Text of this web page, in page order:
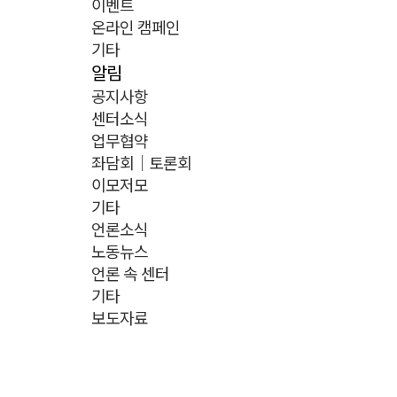
온라인 캠페인
기타
알림
공지사항
센터소식
업무협약
좌담회｜토론회
이모저모
기타
언론소식
노동뉴스
언론 속 센터
기타
보도자료